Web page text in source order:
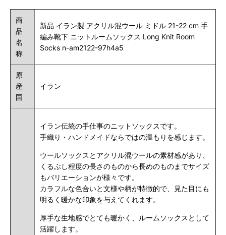
商
品
名
称
新品 イラン製 アクリル混ウール ミドル 21-22 cm 手
編み靴下 ニットルームソックス Long Knit Room
Socks n-am2122-97h4a5
原
産
国
イラン
イラン伝統の手仕事のニットソックスです。
手織り・ハンドメイドならではの温もりを感じます。
ウールソックスとアクリル混ウールの素材感があり、
くるぶし程度の長さのものから長めのものまでサイズ
もバリエーションが様々です。
カラフルな色合いと文様や柄が特徴的で、見た目にも
明るく暖かな印象を与えてくれます。
厚手な生地感でとても暖かく、ルームソックスとして
活躍します。